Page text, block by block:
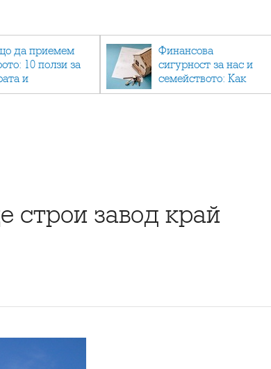
да приемем
10 ползи за
и
Финансова
сигурност за нас и
семейството: Как
помагат
строи завод край